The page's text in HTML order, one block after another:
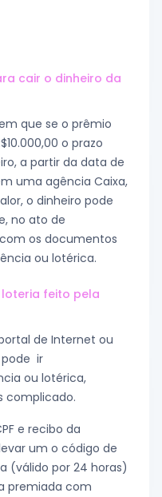
cair o dinheiro da
que se o prêmio
o prazo
a partir da data de
uma agência Caixa,
o dinheiro pode
no ato de
os documentos
ou lotérica.
feito pela
de Internet ou
ir
ou lotérica,
complicado.
e recibo da
um o código de
(válido por 24 horas)
premiada com